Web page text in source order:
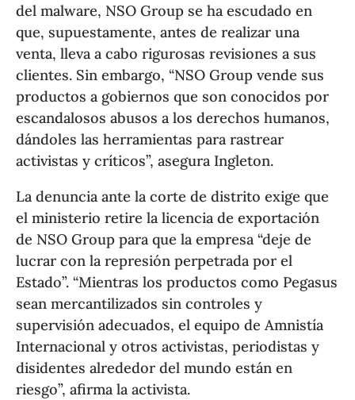
del malware, NSO Group se ha escudado en
que, supuestamente, antes de realizar una
venta, lleva a cabo rigurosas revisiones a sus
clientes. Sin embargo, “NSO Group vende sus
productos a gobiernos que son conocidos por
escandalosos abusos a los derechos humanos,
dándoles las herramientas para rastrear
activistas y críticos”, asegura Ingleton.
La denuncia ante la corte de distrito exige que
el ministerio retire la licencia de exportación
de NSO Group para que la empresa “deje de
lucrar con la represión perpetrada por el
Estado”. “Mientras los productos como Pegasus
sean mercantilizados sin controles y
supervisión adecuados, el equipo de Amnistía
Internacional y otros activistas, periodistas y
disidentes alrededor del mundo están en
riesgo”, afirma la activista.